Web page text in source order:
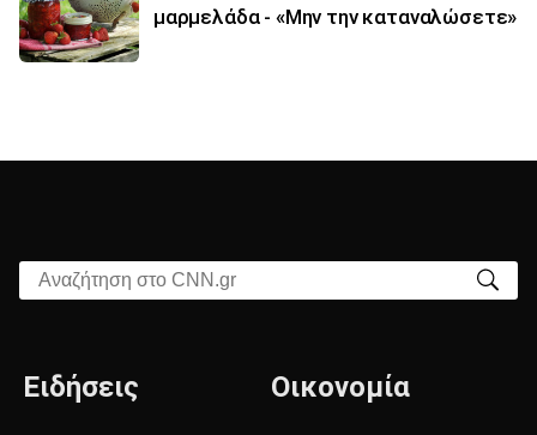
μαρμελάδα - «Μην την καταναλώσετε»
Αναζήτηση στο CNN.gr
Ειδήσεις Οικονομία